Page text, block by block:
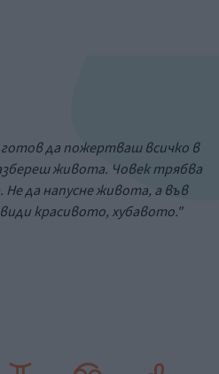
да пожертваш всичко в
живота. Човек трябва
да напусне живота, а във
красивото, хубавото."